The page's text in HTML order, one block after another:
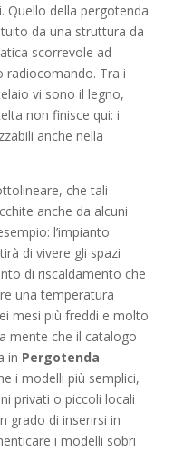
Quello della pergotenda
da una struttura da
scorrevole ad
Tra i
vi sono il legno,
non finisce qui: i
anche nella
che tali
anche da alcuni
l’impianto
di vivere gli spazi
di riscaldamento che
una temperatura
mesi più freddi e molto
mente che il catalogo
in Pergotenda
i modelli più semplici,
privati o piccoli locali
grado di inserirsi in
i modelli sobri